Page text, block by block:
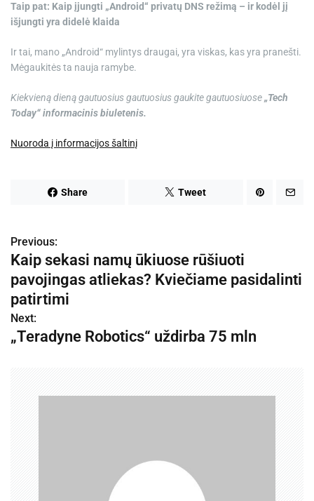
Taip pat: Kaip įjungti „Android“ privatų DNS režimą – ir kodėl jį
išjungti yra didelė klaida
Ir tai, mano „Android“ mylintys draugai, yra viskas, kas yra pranešti.
Mėgaukitės ta nauja ramybe.
Kiekvieną dieną gautuosius gautuosius gaukite gautuosiuose„Tech
Today“ informacinis biuletenis.
Nuoroda į informacijos šaltinį
Share Tweet
N
a
v
i
Previous:
Kaip sekasi namų ūkiuose rūšiuoti
pavojingas atliekas? Kviečiame pasidalinti
patirtimi
Next:
„Teradyne Robotics“ uždirba 75 mln